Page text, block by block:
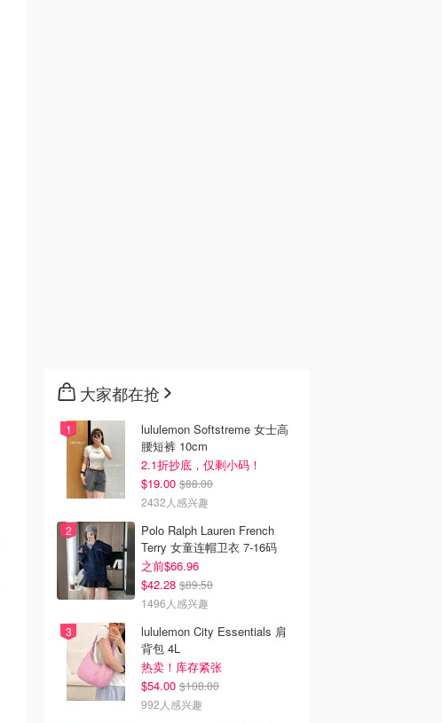
大家都在抢
lululemon Softstreme 女士高
腰短裤 10cm
2.1折抄底，仅剩小码！
$19.00 $88.00
2432人感兴趣
Polo Ralph Lauren French
Terry 女童连帽卫衣 7-16码
之前$66.96
$42.28 $89.50
1496人感兴趣
lululemon City Essentials 肩
背包 4L
热卖！库存紧张
$54.00 $108.00
992人感兴趣